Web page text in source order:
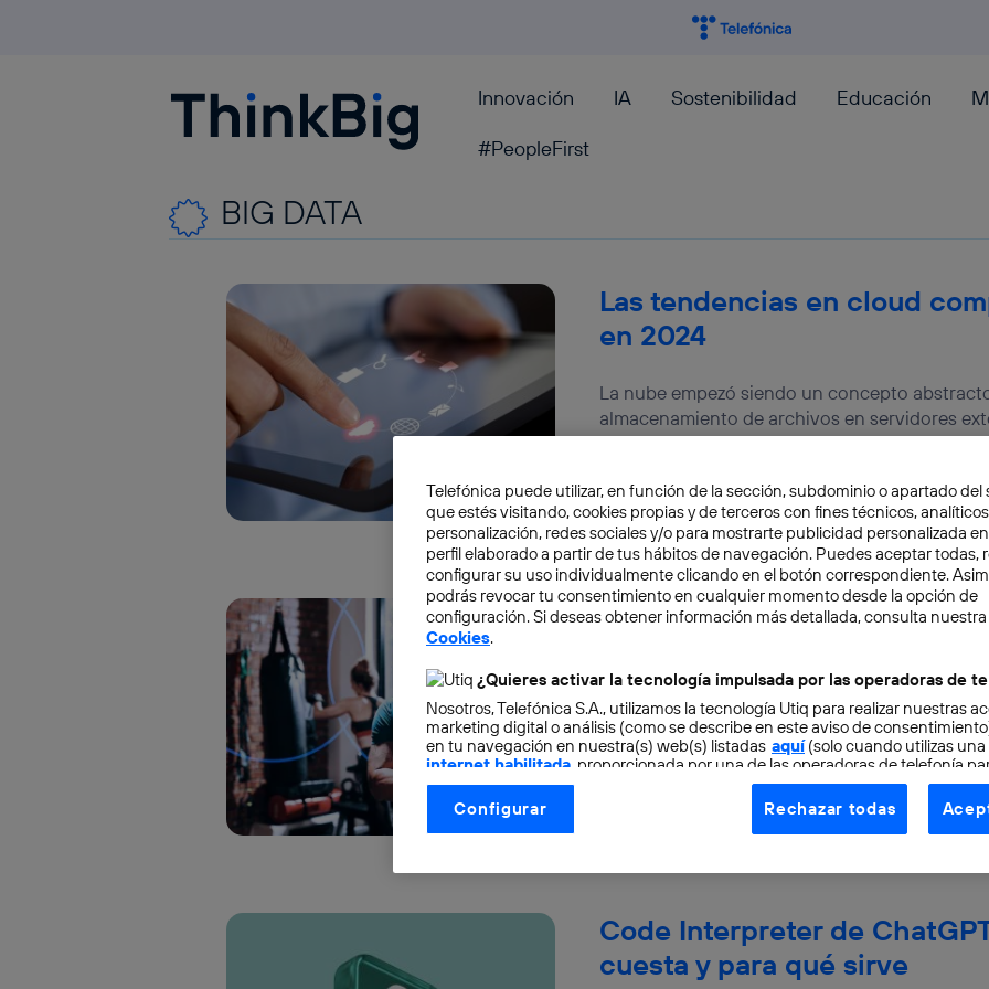
Blogthinkbig.com Innovación IA Sostenibilidad Educación
#PeopleFirst
BIG DATA
Las tendencias en cloud
en 2024
La nube empezó siendo un concepto
almacenamiento de archivos en servidores
Pero en la actualidad se...
José María López
La influencia del Big Data
Las cifras y las estadísticas siempre han ido
deporte. Determinan los partidos y
Carlos Tamargo Artos
Code Interpreter de
cuesta y para qué sirve
Telefónica puede utilizar, en función de la sección, subdominio o apartado del
que estés visitando, cookies propias y de terceros con fines técnicos,
personalización, redes sociales y/o para mostrarte publicidad personalizada
perfil elaborado a partir de tus hábitos de navegación. Puedes aceptar todas,
configurar su uso individualmente clicando en el botón correspondiente.
podrás revocar tu consentimiento en cualquier momento desde la opción de
configuración. Si deseas obtener información más detallada, consulta nuestra
Cookies.
¿Quieres activar la tecnología impulsada por las operadoras de
Nosotros, Telefónica S.A., utilizamos la tecnología Utiq para realizar nuestras
marketing digital o análisis (como se describe en este aviso de
en tu navegación en nuestra(s) web(s) listadas aquí(solo cuando utilizas una
internet habilitada , proporcionada por una de las operadoras de telefonía
otorgas tu consentimiento en cada página web).
La tecnología Utiq está diseñada con la privacidad como prioridad
control.
Este identificador se asigna a la conexión de internet, por lo que cualquier
conecte su dispositivo y consienta el uso de la tecnología recibirá el mismo
Configurar Rechazar todas